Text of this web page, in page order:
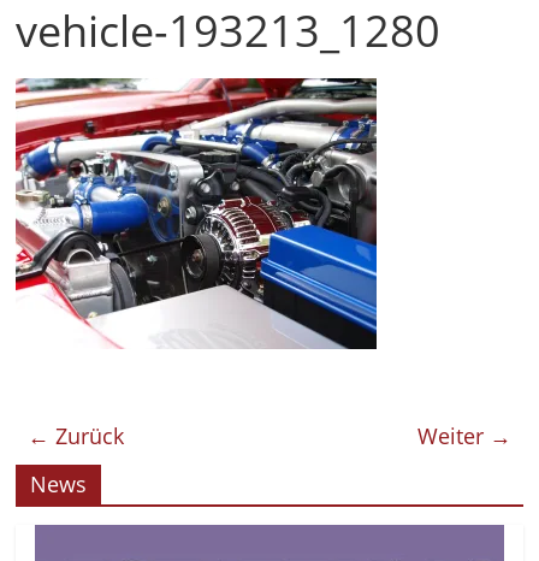
vehicle-193213_1280
← Zurück
Weiter →
News